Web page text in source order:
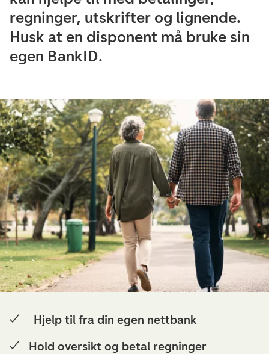
regninger, utskrifter og lignende.
Husk at en disponent må bruke sin
egen BankID.
Hjelp til fra din egen nettbank
Hold oversikt og betal regninger